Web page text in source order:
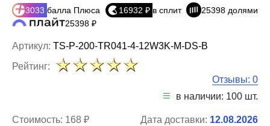
Артикул: TS-P-200-TR041-4-12W3K-M-DS-B
3033 балла Плюса 16932 ₽ в сплит
25398 долями
25398 ₽
Рейтинг:
Отзывы: 0
в наличии: 100 шт.
Стоимость: 168 ₽ Дата доставки: 12.08.2026